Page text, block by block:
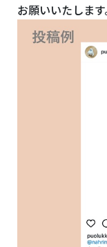
お願いいたします